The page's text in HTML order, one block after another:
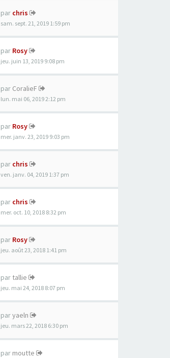
par chris
sam. sept. 21, 2019 1:59 pm
par Rosy
jeu. juin 13, 2019 9:08 pm
par CoralieF
lun. mai 06, 2019 2:12 pm
par Rosy
mer. janv. 23, 2019 9:03 pm
par chris
ven. janv. 04, 2019 1:37 pm
par chris
mer. oct. 10, 2018 8:32 pm
par Rosy
jeu. août 23, 2018 1:41 pm
par tallie
jeu. mai 24, 2018 8:07 pm
paryaeln
jeu. mars 22, 2018 6:30 pm
par moutte